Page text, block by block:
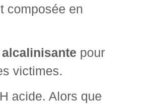
composée en
pour
victimes.
acide. Alors que